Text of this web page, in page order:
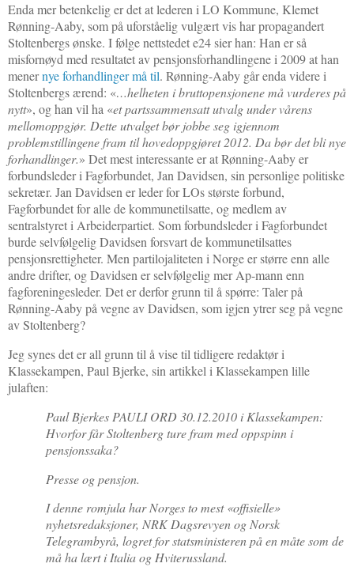
Enda mer betenkelig er det at lederen i LO Kommune, Klemet
Rønning-Aaby, som på uforståelig vulgært vis har propagandert
Stoltenbergs ønske. I følge nettstedet e24 sier han: Han er så
misfornøyd med resultatet av pensjonsforhandlingene i 2009 at han
menernye forhandlinger må til. Rønning-Aaby går enda videre i
Stoltenbergs ærend: «…helheten i bruttopensjonene må vurderes på
nytt», og han vil ha «et partssammensatt utvalg undervårens
mellomoppgjør. Dette utvalget bør jobbe seg igjennom
problemstillingene fram til hovedoppgjøret 2012. Da bør det bli nye
forhandlinger.» Det mest interessante er atRønning-Aaby er
forbundsleder i Fagforbundet, Jan Davidsen, sin personlige politiske
sekretær. Jan Davidsen er leder for LOs største forbund,
Fagforbundet for alle de kommunetilsatte, og medlem av
sentralstyret i Arbeiderpartiet. Som forbundsleder i Fagforbundet
burde selvfølgelig Davidsen forsvart de kommunetilsattes
pensjonsrettigheter. Men partilojaliteten i Norge er større enn alle
andre drifter, og Davidsen er selvfølgelig mer Ap-mann enn
fagforeningesleder. Det er derfor grunn til å spørre: Taler på
Rønning-Aaby på vegne av Davidsen, som igjen ytrer seg på vegne
av Stoltenberg?
Jeg synes det er all grunn til å vise til tidligere redaktør i
Klassekampen, Paul Bjerke, sin artikkel i Klassekampen lille
julaften:
Paul Bjerkes PAULI ORD 30.12.2010 i Klassekampen:
Hvorfor får Stoltenberg ture fram med oppspinn i
pensjonssaka?
Presse og pensjon.
I denne romjula har Norges to mest «offisielle»
nyhetsredaksjoner, NRK Dagsrevyen og Norsk
Telegrambyrå, logret for statsministeren på en måte som de
må ha lært i Italia og Hviterussland.